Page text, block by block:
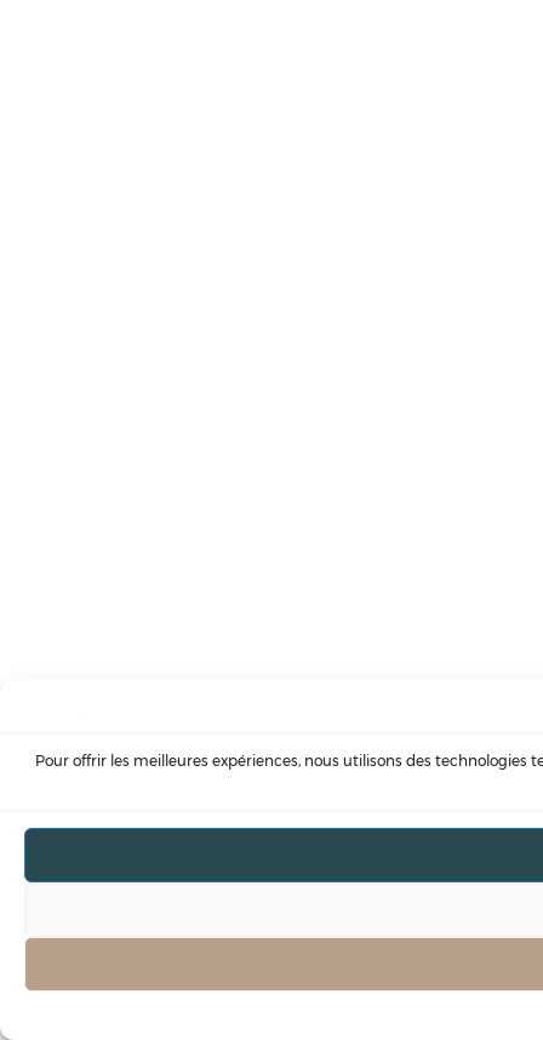
Pour offrir les meilleures expériences, nous utilisons des